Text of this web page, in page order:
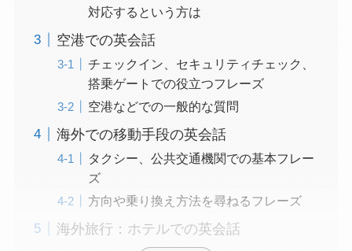
対応するという方は
空港での英会話
チェックイン、セキュリティチェック、
搭乗ゲートでの役立つフレーズ
空港などでの一般的な質問
海外での移動手段の英会話
タクシー、公共交通機関での基本フレー
ズ
方向や乗り換え方法を尋ねるフレーズ
海外旅行：ホテルでの英会話